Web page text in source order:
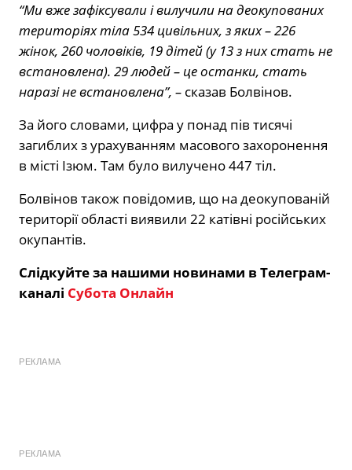
“Ми вже зафіксували і вилучили на деокупованих
територіях тіла 534 цивільних, з яких – 226
жінок, 260 чоловіків, 19 дітей (у 13 з них стать не
встановлена). 29 людей – це останки, стать
наразі не встановлена”, – сказав Болвінов.
За його словами, цифра у понад пів тисячі
загиблих з урахуванням масового захоронення
в місті Ізюм. Там було вилучено 447 тіл.
Болвінов також повідомив, що на деокупованій
території області виявили 22 катівні російських
окупантів.
Слідкуйте за нашими новинами в Телеграм-
каналі Субота Онлайн
РЕКЛАМА
РЕКЛАМА